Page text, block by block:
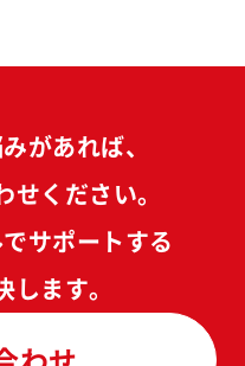
があれば、
ください。
サポートする
ます。